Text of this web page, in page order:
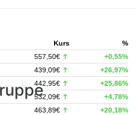
Kurs
%
557,50€
+0,55%
439,09€
+26,97%
442,95€
+25,86%
532,09€
+4,78%
463,89€
+20,18%